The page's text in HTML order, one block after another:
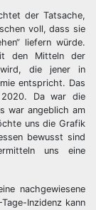
der Tatsache,
voll, dass sie
liefern würde.
den Mitteln der
wird, die jener in
entspricht. Das
Da war die
war angeblich am
uns die Grafik
bewusst sind
uns eine
nachgewiesene
Inzidenz kann